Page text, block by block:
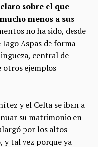
sobre el que
menos a sus
no ha sido, desde
Aspas de forma
central de
otros ejemplos
y el Celta se iban a
su matrimonio en
por los altos
y tal vez porque ya